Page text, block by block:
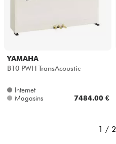
YAMAHA
B10 PWH TransAcoustic
Internet
Magasins
7484.00 €
1 / 2